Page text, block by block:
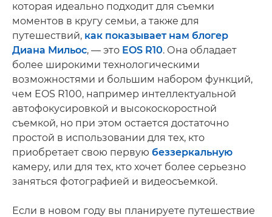
которая идеально подходит для съемки
моментов в кругу семьи, а также для
путешествий, как показывает нам блогер
Диана Мильос, — это EOS R10. Она обладает
более широкими технологическими
возможностями и большим набором функций,
чем EOS R100, например интеллектуальной
автофокусировкой и высокоскоростной
съемкой, но при этом остается достаточно
простой в использовании для тех, кто
приобретает свою первую беззеркальную
камеру, или для тех, кто хочет более серьезно
заняться фотографией и видеосъемкой.
Если в новом году вы планируете путешествие